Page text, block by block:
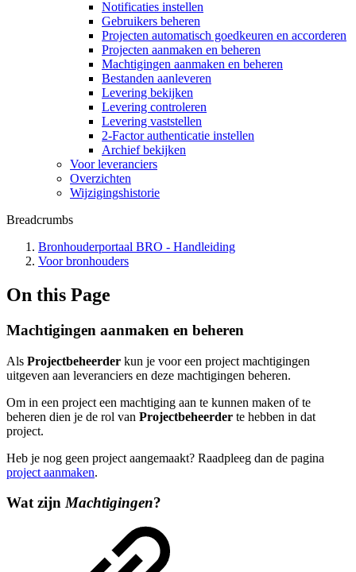
Notificaties instellen
Gebruikers beheren
Projecten automatisch goedkeuren en accorderen
Projecten aanmaken en beheren
Machtigingen aanmaken en beheren
Bestanden aanleveren
Levering bekijken
Levering controleren
Levering vaststellen
2-Factor authenticatie instellen
Archief bekijken
Voor leveranciers
Overzichten
Wijzigingshistorie
Breadcrumbs
Bronhouderportaal BRO - Handleiding
Voor bronhouders
On this Page
Machtigingen aanmaken en beheren
Als Projectbeheerder kun je voor een project machtigingen
uitgeven aan leveranciers en deze machtigingen beheren.
Om in een project een machtiging aan te kunnen maken of te
beheren dien je de rol van Projectbeheerder te hebben in dat
project.
Heb je nog geen project aangemaakt? Raadpleeg dan de pagina
project aanmaken.
Wat zijnMachtigingen?